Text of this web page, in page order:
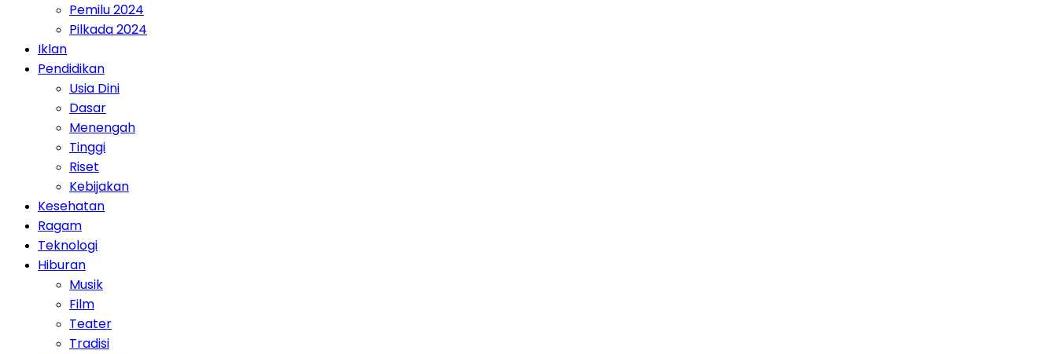
Pemilu 2024
Pilkada 2024
Iklan
Pendidikan
Usia Dini
Dasar
Menengah
Tinggi
Riset
Kebijakan
Kesehatan
Ragam
Teknologi
Hiburan
Musik
Film
Teater
Tradisi